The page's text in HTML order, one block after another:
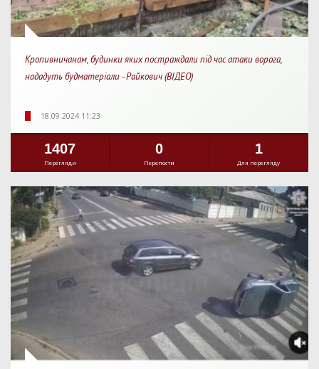
Кропивничанам, будинки яких постраждали під час атаки ворога,
нададуть будматеріали - Райкович (ВІДЕО)
18.09.2024 11:23
1407
Перегляди
0
Перепости
1
Для перегляду